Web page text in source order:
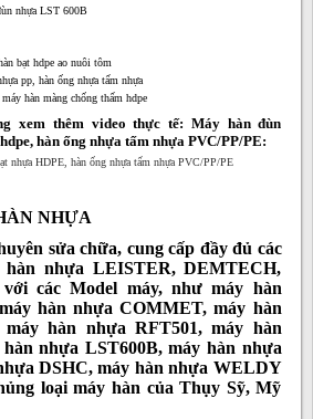
xem thêm video thực tế: Máy hàn đùn
hàn ống nhựa tấm nhựa PVC/PP/PE:
NHỰA
sửa chữa, cung cấp đầy đủ các
nhựa LEISTER, DEMTECH,
các Model máy, như máy hàn
hàn nhựa COMMET, máy hàn
hàn nhựa RFT501, máy hàn
nhựa LST600B, máy hàn nhựa
DSHC, máy hàn nhựa WELDY
loại máy hàn của Thụy Sỹ, Mỹ